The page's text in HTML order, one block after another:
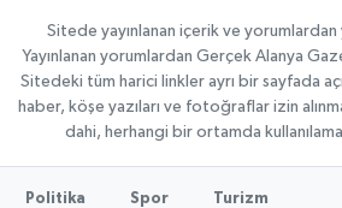
Sitede yayınlanan içerik ve yorumlardan
Yayınlanan yorumlardan Gerçek Alanya
Sitedeki tüm harici linkler ayrı bir sayfada
haber, köşe yazıları ve fotoğraflar izin
dahi, herhangi bir ortamda
Politika Spor
Turizm